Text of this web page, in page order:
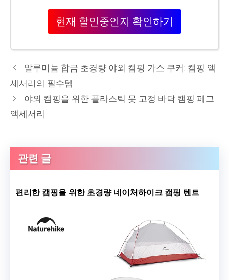
현재 할인중인지 확인하기
알루미늄 합금 초경량 야외 캠핑 가스 쿠커: 캠핑 액
세서리의 필수템
야외 캠핑을 위한 플라스틱 못 고정 바닥 캠핑 페그
액세서리
관련 글
편리한 캠핑을 위한 초경량 네이처하이크 캠핑 텐트